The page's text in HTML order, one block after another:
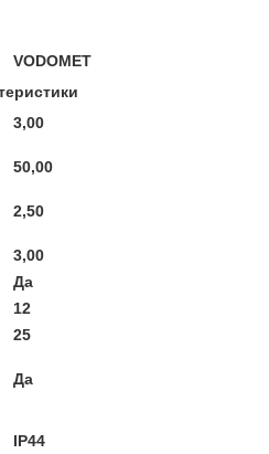
VODOMET
3,00
50,00
2,50
3,00
Да
12
25
Да
IP44